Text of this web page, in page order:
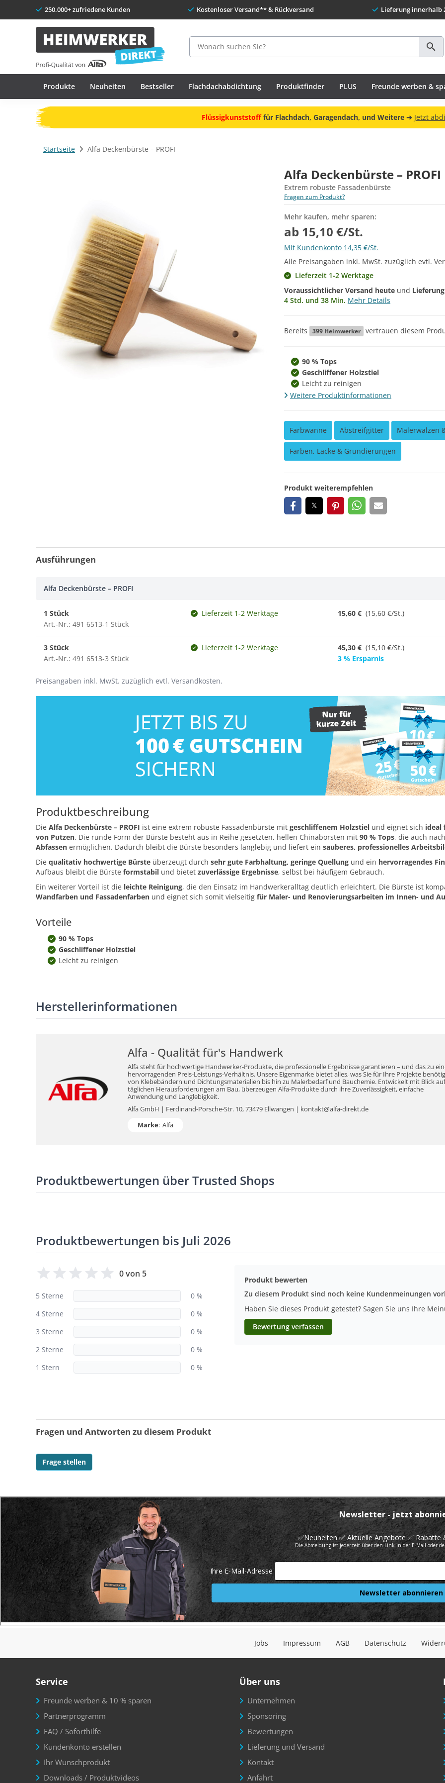
250.000+ zufriedene Kunden Kostenloser Versand** & Rückversand Lieferung innerhalb
Suche
Produkte Neuheiten Bestseller Flachdachabdichtung Produktfinder PLUS Freunde werben &
Flüssigkunststofffür Flachdach, Garagendach, und Weitere ➔ Jetzt
Startseite Alfa Deckenbürste – PROFI
Alfa Deckenbürste – PROFI
Extrem robuste Fassadenbürste
Fragen zum Produkt?
Mehr kaufen, mehr sparen:
ab 15,10 €/St.
Mit Kundenkonto 14,35 €/St.
Alle Preisangaben inkl. MwSt. zuzüglich evtl.
Lieferzeit 1-2 Werktage
Voraussichtlicher Versand heute und
4 Std. und 38 Min. Mehr Details
Bereits 399 Heimwerker vertrauen diesem
90 % Tops
Geschliffener Holzstiel
Leicht zu reinigen
Weitere Produktinformationen
Farbwanne Abstreifgitter Malerwalzen
Farben, Lacke & Grundierungen
Produkt weiterempfehlen
Ausführungen
Alfa Deckenbürste – PROFI
1 Stück
Art.-Nr.: 491 6513-1 Stück
Lieferzeit 1-2 Werktage 15,60 € (15,60 €/St.)
3 Stück
Art.-Nr.: 491 6513-3 Stück
Lieferzeit 1-2 Werktage 45,30 € (15,10 €/St.)
3 % Ersparnis
Preisangaben inkl. MwSt. zuzüglich evtl. Versandkosten.
Produktbeschreibung
Die Alfa Deckenbürste – PROFI ist eine extrem robuste Fassadenbürste mit geschliffenem Holzstiel und eignet sich ideal
von Putzen. Die runde Form der Bürste besteht aus in Reihe gesetzten, hellen Chinaborsten mit 90 % Tops, die auch
Abfassen ermöglichen. Dadurch bleibt die Bürste besonders langlebig und liefert ein sauberes, professionelles
Die qualitativ hochwertige Bürste überzeugt durch sehr gute Farbhaltung, geringe Quellung und ein hervorragendes
Aufbaus bleibt die Bürste formstabil und bietet zuverlässige Ergebnisse, selbst bei häufigem Gebrauch.
Ein weiterer Vorteil ist die leichte Reinigung, die den Einsatz im Handwerkeralltag deutlich erleichtert. Die Bürste ist
Wandfarben und Fassadenfarben und eignet sich somit vielseitig für Maler- und Renovierungsarbeiten im Innen- und
Vorteile
90 % Tops
Geschliffener Holzstiel
Leicht zu reinigen
Herstellerinformationen
Alfa - Qualität für's Handwerk
Alfa steht für hochwertige Handwerker-Produkte, die professionelle Ergebnisse garantieren – und das zu
hervorragenden Preis-Leistungs-Verhältnis. Unsere Eigenmarke bietet alles, was Sie für Ihre Projekte
von Klebebändern und Dichtungsmaterialien bis hin zu Malerbedarf und Bauchemie. Entwickelt mit Blick
täglichen Herausforderungen am Bau, überzeugen Alfa-Produkte durch ihre Zuverlässigkeit, einfache
Anwendung und Langlebigkeit.
Alfa GmbH | Ferdinand-Porsche-Str. 10, 73479 Ellwangen | kontakt@alfa-direkt.de
Marke: Alfa
Produktbewertungen über Trusted Shops
Produktbewertungen bis Juli 2026
0 von 5
5 Sterne
0 %
4 Sterne
0 %
3 Sterne
0 %
2 Sterne
0 %
1 Stern
0 %
Produkt bewerten
Zu diesem Produkt sind noch keine Kundenmeinungen
Haben Sie dieses Produkt getestet? Sagen Sie uns Ihre
Bewertung verfassen
Fragen und Antworten zu diesem Produkt
Frage stellen
Jobs Impressum AGB Datenschutz
Service
Freunde werben & 10 % sparen
Partnerprogramm
FAQ / Soforthilfe
Kundenkonto erstellen
Ihr Wunschprodukt
Downloads / Produktvideos
Über uns
Unternehmen
Sponsoring
Bewertungen
Lieferung und Versand
Kontakt
Anfahrt